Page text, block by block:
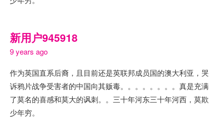
新用户945918
9 years ago
作为英国直系后裔，且目前还是英联邦成员国的澳大利亚，哭
诉鸦片战争受害者的中国向其贩毒。。。。。。。。真是充满
了莫名的喜感和莫大的讽刺。。三十年河东三十年河西，莫欺
少年穷。